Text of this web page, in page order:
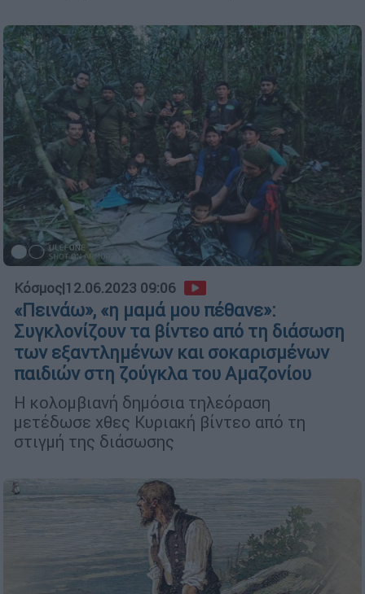
Κόσμος|12.06.2023 09:06
«Πεινάω», «η μαμά μου πέθανε»:
Συγκλονίζουν τα βίντεο από τη διάσωση
των εξαντλημένων και σοκαρισμένων
παιδιών στη ζούγκλα του Αμαζονίου
Η κολομβιανή δημόσια τηλεόραση
μετέδωσε χθες Κυριακή βίντεο από τη
στιγμή της διάσωσης